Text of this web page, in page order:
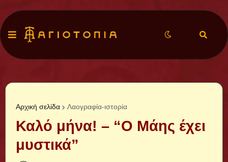
Αρχική σελίδα Λαογραφία-ιστορία
Καλό μήνα! – “Ο Μάης έχει
μυστικά”